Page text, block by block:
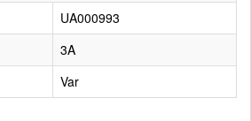
UA000993
3A
Var